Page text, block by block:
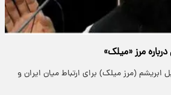
مرز «میلک»
ابریشم (مرز میلک) برای ارتباط میان ایران و